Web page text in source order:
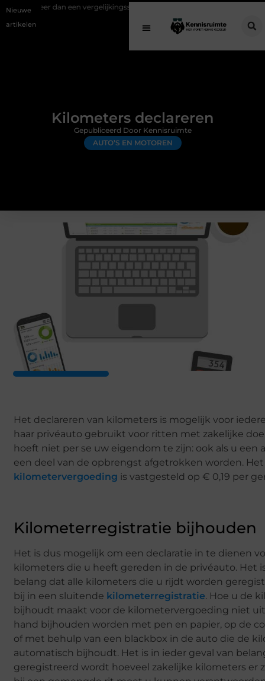
Nieuwe
artikelen
vergelijkingssite Schenking aan een goed doel: waarom geven
Kilometers declareren
AUTO’S EN MOTOREN
Gepubliceerd Door Kennisruimte
Het declareren van kilometers is mogelijk voor
haar privéauto gebruikt voor ritten met zakelijke
hoeft niet per se uw eigendom te zijn: ook als u een
een deel van de opbrengst afgetrokken worden.
kilometervergoeding is vastgesteld op € 0,19 per
Kilometerregistratie bijhouden
Het is dus mogelijk om een declaratie in te dienen
kilometers die u heeft gereden in de privéauto. Het
belang dat alle kilometers die u rijdt worden
bij in een sluitende kilometerregistratie. Hoe u de
bijhoudt maakt voor de kilometervergoeding niet
hand bijhouden worden met pen en papier, op de
of met behulp van een blackbox in de auto die de
automatisch bijhoudt. Het is in ieder geval van
geregistreerd wordt hoeveel zakelijke kilometers er